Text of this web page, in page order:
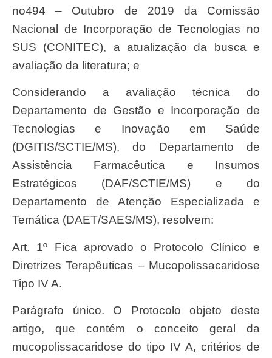
no494 – Outubro de 2019 da Comissão
Nacional de Incorporação de Tecnologias no
SUS (CONITEC), a atualização da busca e
avaliação da literatura; e
Considerando a avaliação técnica do
Departamento de Gestão e Incorporação de
Tecnologias e Inovação em Saúde
(DGITIS/SCTIE/MS), do Departamento de
Assistência Farmacêutica e Insumos
Estratégicos (DAF/SCTIE/MS) e do
Departamento de Atenção Especializada e
Temática (DAET/SAES/MS), resolvem:
Art. 1º Fica aprovado o Protocolo Clínico e
Diretrizes Terapêuticas – Mucopolissacaridose
Tipo IV A.
Parágrafo único. O Protocolo objeto deste
artigo, que contém o conceito geral da
mucopolissacaridose do tipo IV A, critérios de